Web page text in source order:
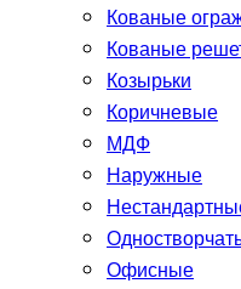
Кованые
Кованые
Козырьки
Коричневые
МДФ
Наружные
Офисные